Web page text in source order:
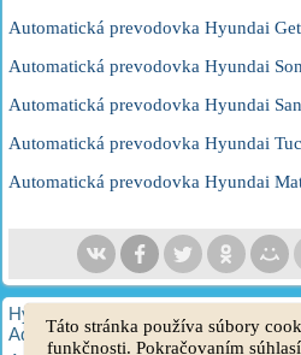
Automatická prevodovka Hyundai
Automatická prevodovka Hyundai
Automatická prevodovka Hyundai
Automatická prevodovka Hyundai
Automatická prevodovka Hyundai
HyundaiBook.ru © 2018-2026
Administrácia·Vyhľadávanie na
Táto stránka používa súbory
funkčnosti. Pokračovaním